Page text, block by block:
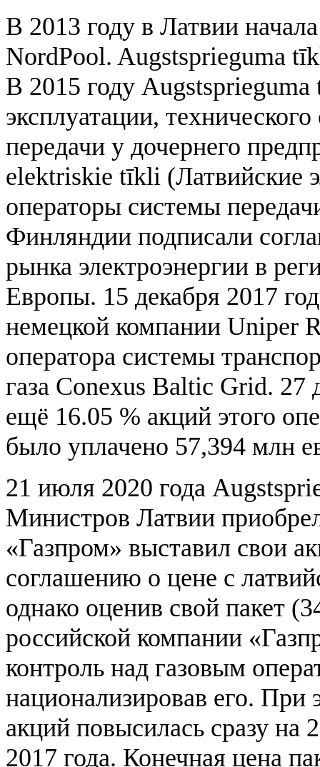
В 2013 году в Латвии
NordPool. Augstsprieguma
В 2015 году
эксплуатации,
передачи у дочернего
elektriskie tīkli (Латвийские
операторы системы
Финляндии подписали
рынка электроэнергии в
Европы. 15 декабря 2017
немецкой компании Uniper
оператора системы
газа Conexus Baltic Grid.
ещё 16.05 % акций этого
было уплачено 57,394 млн
21 июля 2020 года
Министров Латвии
«Газпром» выставил свои
соглашению о цене с
однако оценив свой пакет
российской компании
контроль над газовым
национализировав его. При
акций повысилась сразу на
2017 года. Конечная цена